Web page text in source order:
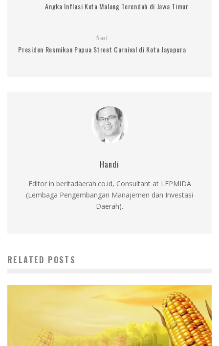
Angka Inflasi Kota Malang Terendah di Jawa Timur
Next
Presiden Resmikan Papua Street Carnival di Kota Jayapura
Handi
Editor in beritadaerah.co.id, Consultant at LEPMIDA
(Lembaga Pengembangan Manajemen dan Investasi
Daerah).
RELATED POSTS